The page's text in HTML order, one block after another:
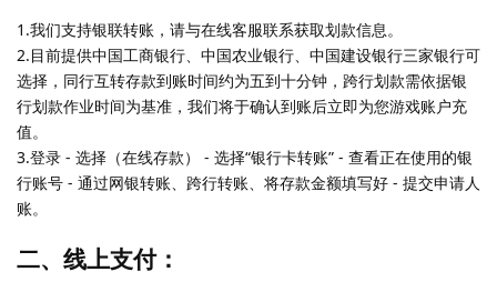
1.我们支持银联转账，请与在线客服联系获取划款信息。
2.目前提供中国工商银行、中国农业银行、中国建设银行三家银行可
选择，同行互转存款到账时间约为五到十分钟，跨行划款需依据银
行划款作业时间为基准，我们将于确认到账后立即为您游戏账户充
值。
3.登录 - 选择（在线存款） - 选择“银行卡转账” - 查看正在使用的银
行账号 - 通过网银转账、跨行转账、将存款金额填写好 - 提交申请人
账。
二、线上支付：